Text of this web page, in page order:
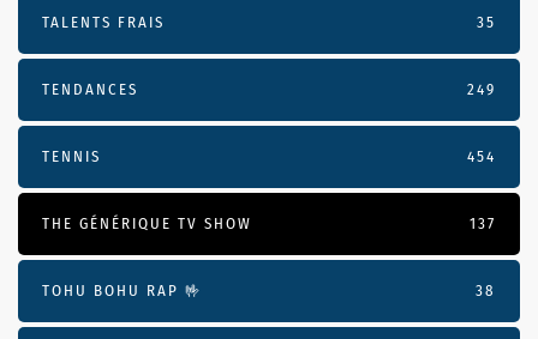
TALENTS FRAIS 35
TENDANCES 249
TENNIS 454
THE GÉNÉRIQUE TV SHOW 137
TOHU BOHU RAP 🤟 38